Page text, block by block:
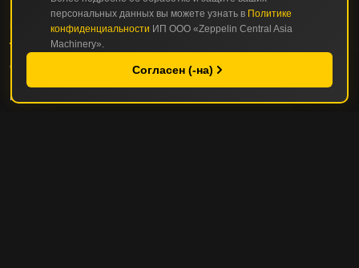
КАТАЛОГ
СТРОИТЕЛЬНАЯ И ДОРОЖНО-СТРОИТЕЛЬНАЯ ТЕХНИКА
ГОРНАЯ И КАРЬЕРНАЯ ТЕХНИКА
персональных данных вы можете узнать в Политике
конфиденциальности ИП ООО «Zeppelin Central Asia
Machinery».
Согласен (-на)